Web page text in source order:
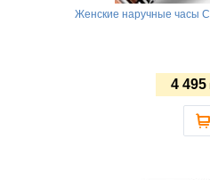
Женские наручные часы
4 495